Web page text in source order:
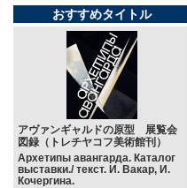
おすすめタイトル
アヴァンギャルドの原型 展覧会
図録（トレチヤコフ美術館刊）
Архетипы авангарда. Каталог
выставки./ текст. И. Вакар, И.
Кочергина.